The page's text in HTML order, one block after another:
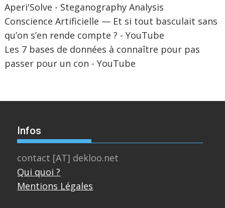
Aperi'Solve - Steganography Analysis
Conscience Artificielle — Et si tout basculait sans
qu’on s’en rende compte ? - YouTube
Les 7 bases de données à connaître pour pas
passer pour un con - YouTube
Infos
contact [AT] dekloo.net
Qui quoi ?
Mentions Légales